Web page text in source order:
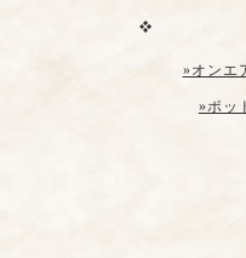
»オンエ
»ポッ